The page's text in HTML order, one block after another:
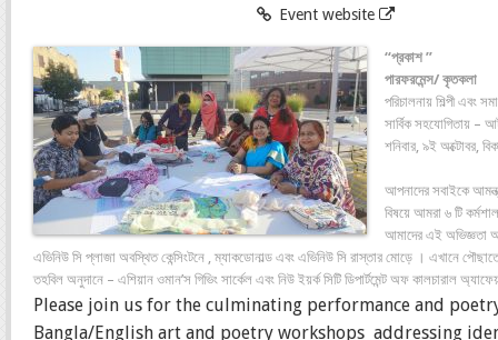
Event website
“প্রকাশ ”
পারফরমেন্স/ কৃতকলা
পরিচালনায় শিল্পী এবং
সার্বিক সহযোগিতায় –
শনিবার, ৯ই অক্টোবর,
আপনাদের সবাইকে
বিষয়ে আমরা ৬ টি
আমাদের এই অভিজ্ঞতা
এভিনিউ সি প্লাজা অবস্থিত কেন্সিংটনে , ম্যাকডোনাল্ড এবং এভিনিউ সি রাস্তার মোড়ে । এখানে
তহবিল অনুদানে – এশিয়ান ওমান’স গিভিং সার্কেল এবং নিউ ইয়র্ক সিটি ডিপার্টমেন্ট অফ কালচারাল
Please join us for the culminating performance and
Bangla/English art and poetry workshops addressing